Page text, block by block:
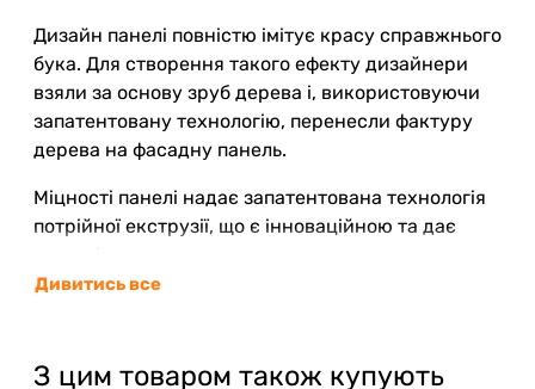
Дизайн панелі повністю імітує красу справжнього
бука. Для створення такого ефекту дизайнери
взяли за основу зруб дерева і, використовуючи
запатентовану технологію, перенесли фактуру
дерева на фасадну панель.
Міцності панелі надає запатентована технологія
потрійної екструзії, що є інноваційною та дає
підвищеної сили (подібні удари можна порівняти
бетонних конструкцій).
Дивитись все
З цим товаром також купують